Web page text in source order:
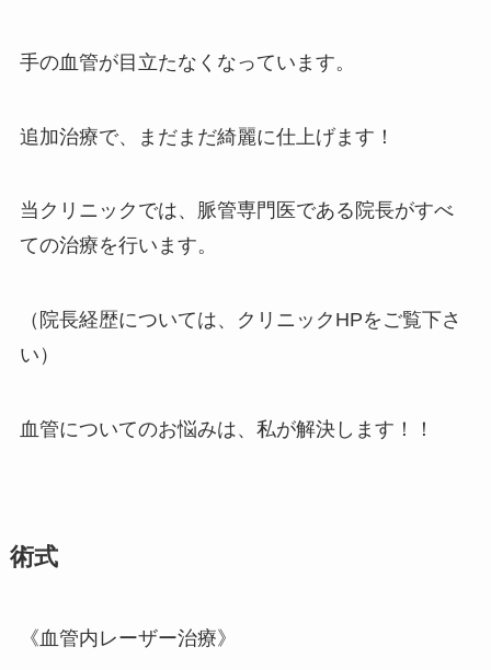
手の血管が目立たなくなっています。
追加治療で、まだまだ綺麗に仕上げます！
当クリニックでは、脈管専門医である院長がすべ
ての治療を行います。
（院長経歴については、クリニックHPをご覧下さ
い）
血管についてのお悩みは、私が解決します！！
術式
《血管内レーザー治療》